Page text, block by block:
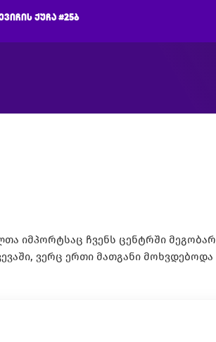
ქუჩა #25ბ
იმპორტსაც ჩვენს ცენტრში
ვერც ერთი მათგანი